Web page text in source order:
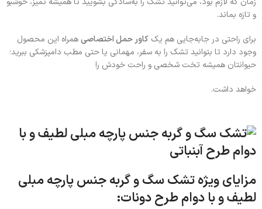
و تازه بماند.
برای راحتی در جابه‌جایی هم یک کاور حمل اختصاصیهمراه این محصول
وجود دارد تا بتوانید تشک را به سفر، مهمانی یا حتی مطب دامپزشکی ببرید؛
حیوانتان همیشه تخت شخصی و راحت خودش را
خواهد داشت.
مزایای ویژهتشک سگ و گربه جنس پارچه مبلی
لطیف و با دوام طرح دونات: